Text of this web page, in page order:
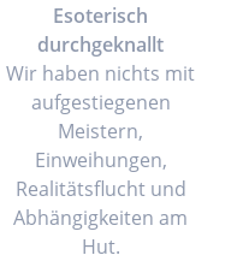
Esoterisch
durchgeknallt
Wir haben nichts mit
aufgestiegenen
Meistern,
Einweihungen,
Realitätsflucht und
Abhängigkeiten am
Hut.